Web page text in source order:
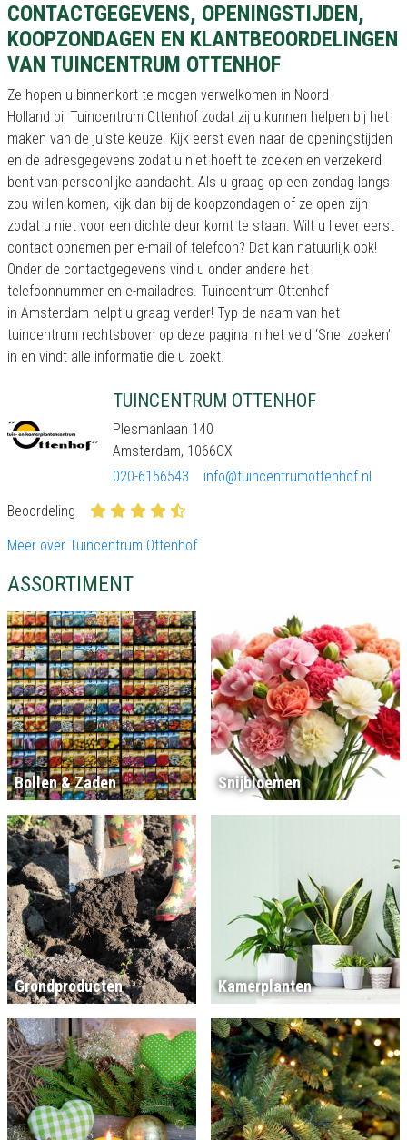
CONTACTGEGEVENS, OPENINGSTIJDEN,
KOOPZONDAGEN EN KLANTBEOORDELINGEN
VAN TUINCENTRUM OTTENHOF
Ze hopen u binnenkort te mogen verwelkomen in Noord
Holland bij Tuincentrum Ottenhof zodat zij u kunnen helpen bij het
maken van de juiste keuze. Kijk eerst even naar de openingstijden
en de adresgegevens zodat u niet hoeft te zoeken en verzekerd
bent van persoonlijke aandacht. Als u graag op een zondag langs
zou willen komen, kijk dan bij de koopzondagen of ze open zijn
zodat u niet voor een dichte deur komt te staan. Wilt u liever eerst
contact opnemen per e-mail of telefoon? Dat kan natuurlijk ook!
Onder de contactgegevens vind u onder andere het
telefoonnummer en e-mailadres. Tuincentrum Ottenhof
in Amsterdam helpt u graag verder! Typ de naam van het
tuincentrum rechtsboven op deze pagina in het veld ‘Snel zoeken’
in en vindt alle informatie die u zoekt.
TUINCENTRUM OTTENHOF
Plesmanlaan 140
Amsterdam, 1066CX
020-6156543
info@tuincentrumottenhof.nl
Beoordeling
Meer over Tuincentrum Ottenhof
ASSORTIMENT
Bollen & Zaden Snijbloemen
Grondproducten Kamerplanten